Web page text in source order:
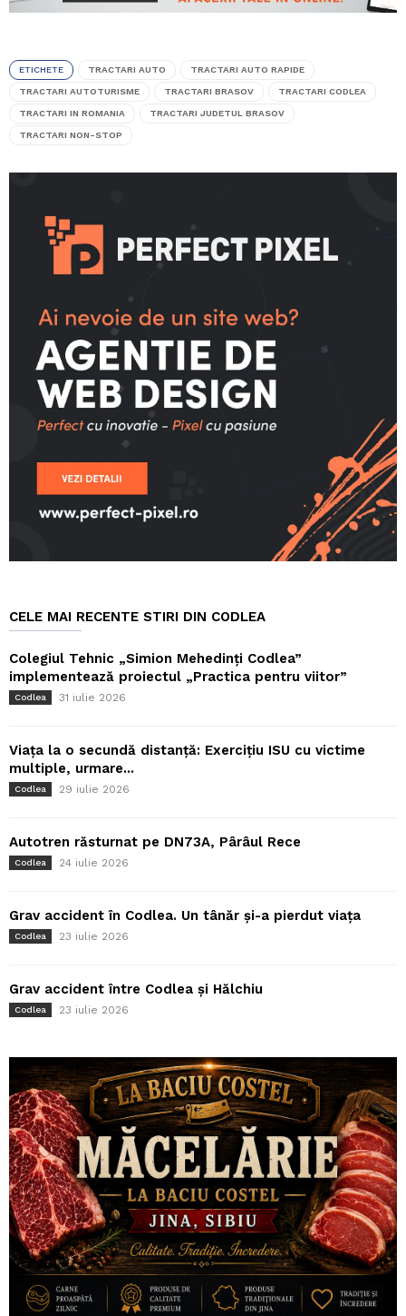
ETICHETE TRACTARI AUTO TRACTARI AUTO RAPIDE
TRACTARI AUTOTURISME TRACTARI BRASOV TRACTARI CODLEA
TRACTARI IN ROMANIA TRACTARI JUDETUL BRASOV
TRACTARI NON-STOP
CELE MAI RECENTE STIRI DIN CODLEA
Colegiul Tehnic „Simion Mehedinți Codlea”
implementează proiectul „Practica pentru viitor”
Codlea 31 iulie 2026
Viața la o secundă distanță: Exercițiu ISU cu victime
multiple, urmare...
Codlea 29 iulie 2026
Autotren răsturnat pe DN73A, Pârâul Rece
Codlea 24 iulie 2026
Grav accident în Codlea. Un tânăr și-a pierdut viața
Codlea 23 iulie 2026
Grav accident între Codlea și Hălchiu
Codlea 23 iulie 2026